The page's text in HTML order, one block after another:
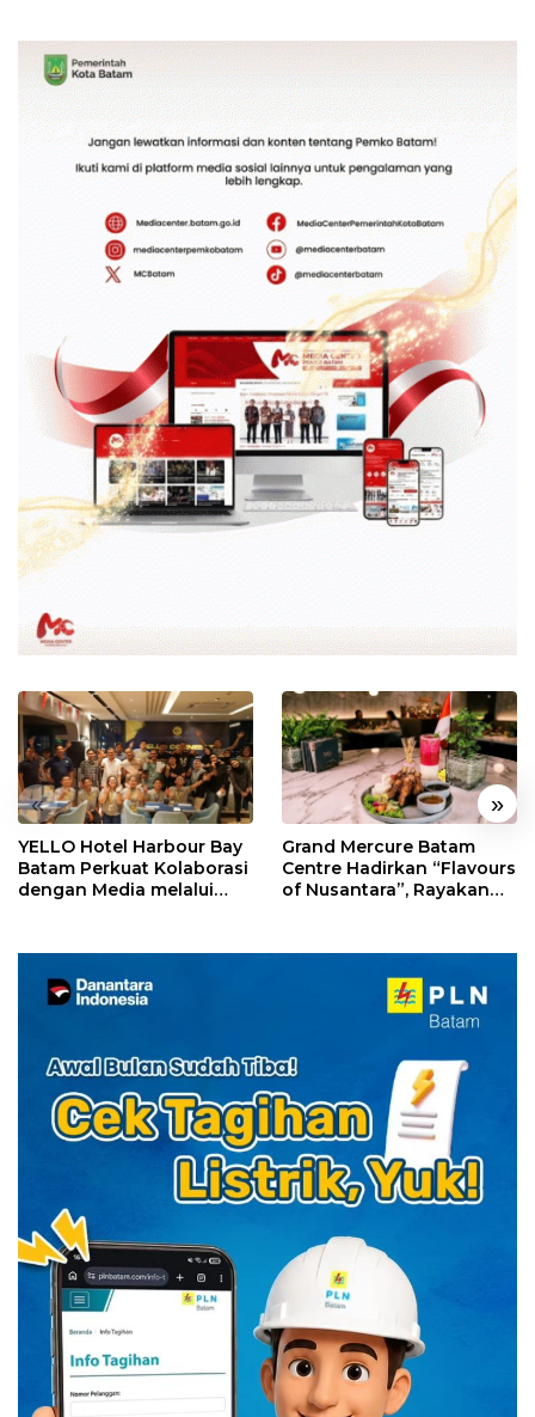
« »
YELLO Hotel Harbour Bay
Batam Perkuat Kolaborasi
dengan Media melalui
Grand Mercure Batam
Centre Hadirkan “Flavours
of Nusantara”, Rayakan